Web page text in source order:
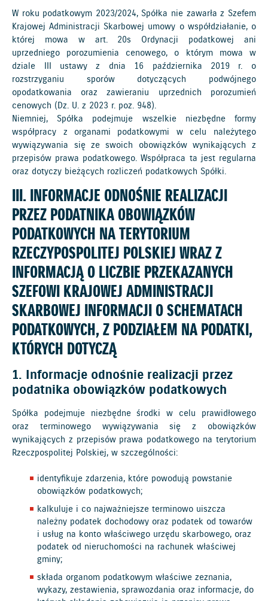
W roku podatkowym 2023/2024, Spółka nie zawarła z Szefem
Krajowej Administracji Skarbowej umowy o współdziałanie, o
której mowa w art. 20s Ordynacji podatkowej ani
uprzedniego porozumienia cenowego, o którym mowa w
dziale III ustawy z dnia 16 października 2019 r. o
rozstrzyganiu sporów dotyczących podwójnego
opodatkowania oraz zawieraniu uprzednich porozumień
cenowych (Dz. U. z 2023 r. poz. 948).
Niemniej, Spółka podejmuje wszelkie niezbędne formy
współpracy z organami podatkowymi w celu należytego
wywiązywania się ze swoich obowiązków wynikających z
przepisów prawa podatkowego. Współpraca ta jest regularna
oraz dotyczy bieżących rozliczeń podatkowych Spółki.
III. INFORMACJE ODNOŚNIE REALIZACJI
PRZEZ PODATNIKA OBOWIĄZKÓW
PODATKOWYCH NA TERYTORIUM
RZECZYPOSPOLITEJ POLSKIEJ WRAZ Z
INFORMACJĄ O LICZBIE PRZEKAZANYCH
SZEFOWI KRAJOWEJ ADMINISTRACJI
SKARBOWEJ INFORMACJI O SCHEMATACH
PODATKOWYCH, Z PODZIAŁEM NA PODATKI,
KTÓRYCH DOTYCZĄ
1. Informacje odnośnie realizacji przez
podatnika obowiązków podatkowych
Spółka podejmuje niezbędne środki w celu prawidłowego
oraz terminowego wywiązywania się z obowiązków
wynikających z przepisów prawa podatkowego na terytorium
Rzeczpospolitej Polskiej, w szczególności:
identyfikuje zdarzenia, które powodują powstanie
obowiązków podatkowych;
kalkuluje i co najważniejsze terminowo uiszcza
należny podatek dochodowy oraz podatek od towarów
i usług na konto właściwego urzędu skarbowego, oraz
podatek od nieruchomości na rachunek właściwej
gminy;
składa organom podatkowym właściwe zeznania,
wykazy, zestawienia, sprawozdania oraz informacje, do